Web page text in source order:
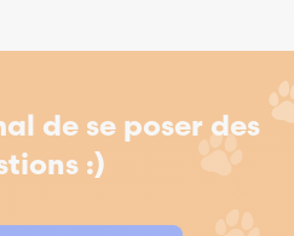
de se poser des
:)